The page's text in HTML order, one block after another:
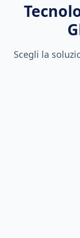
Scegli la